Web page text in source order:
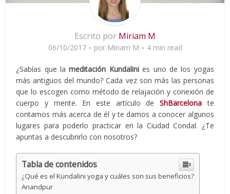
Escrito por Miriam M
06/10/2017 por Miriam M 4 min read
¿Sabías que lameditación Kundalinies uno de los yogas
más antiguos del mundo? Cada vez son más las personas
que lo escogen como método de relajación y conexión de
cuerpo y mente. En este artículo deShBarcelona te
contamos más acerca de él y te damos a conocer algunos
lugares para poderlo practicar en la Ciudad Condal. ¿Te
apuntas a descubrirlo con nosotros?
Tabla de contenidos
¿Qué es el Kundalini yoga y cuáles son sus beneficios?
Anandpur